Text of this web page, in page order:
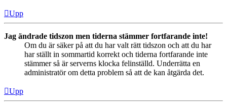
Upp
Jag ändrade tidszon men tiderna stämmer fortfarande inte!
Om du är säker på att du har valt rätt tidszon och att du har
har ställt in sommartid korrekt och tiderna fortfarande inte
stämmer så är serverns klocka felinställd. Underrätta en
administratör om detta problem så att de kan åtgärda det.
Upp